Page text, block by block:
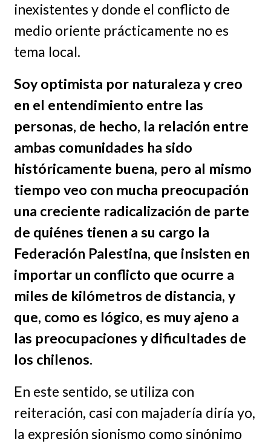
inexistentes y donde el conflicto de
medio oriente prácticamente no es
tema local.
Soy optimista por naturaleza y creo
en el entendimiento entre las
personas, de hecho, la relación entre
ambas comunidades ha sido
históricamente buena, pero al mismo
tiempo veo con mucha preocupación
una creciente radicalización de parte
de quiénes tienen a su cargo la
Federación Palestina, que insisten en
importar un conflicto que ocurre a
miles de kilómetros de distancia, y
que, como es lógico, es muy ajeno a
las preocupaciones y dificultades de
los chilenos.
En este sentido, se utiliza con
reiteración, casi con majadería diría yo,
la expresión sionismo como sinónimo